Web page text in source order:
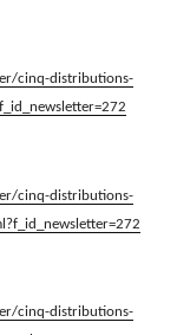
cinq-distributions-
cinq-distributions-
cinq-distributions-